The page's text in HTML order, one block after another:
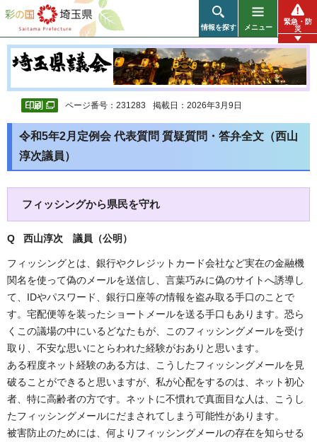
彩の国 埼玉県
情報を探す メニュー
緊急・防
災
ページ番号：231283 掲載日：2026年3月9日
令和5年2月定例会 代表質問 質疑質問・答弁全文（西山
淳次議員）
フィッシングから県民を守れ
Q 西山淳次 議員（公明）
フィッシングとは、銀行やクレジットカード会社など実在の金融機
関名を使って偽のメールを送信し、言葉巧みに偽のサイトへ誘導し
て、IDやパスワード、銀行口座等の情報を盗み取る手口のことで
す。宅配便等を装ったショートメールを送る手口もあります。恐ら
くこの議場の中にいるどなたもが、このフィッシングメールを受け
取り、不安な思いにとらわれた経験がおありと思います。
ある程度ネット経験のある方は、こうしたフィッシングメールを見
破ることができると思いますが、私が心配をするのは、ネット初心
者、特に高齢者の方です。ネットに不慣れで真面目な人は、こうし
たフィッシングメールにだまされてしまう可能性があります。
被害防止のためには、何よりフィッシングメールの存在を知らせる